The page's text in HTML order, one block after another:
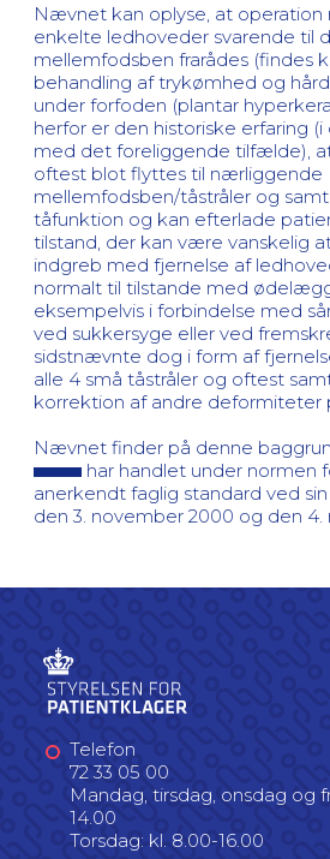
Nævnet kan oplyse, at operation
enkelte ledhoveder svarende til
mellemfodsben frarådes (findes
behandling af trykømhed og
under forfoden (plantar
herfor er den historiske erfaring
med det foreliggende tilfælde),
oftest blot flyttes til nærliggende
mellemfodsben/tåstråler og
tåfunktion og kan efterlade
tilstand, der kan være vanskelig
indgreb med fjernelse af
normalt til tilstande med
eksempelvis i forbindelse med
ved sukkersyge eller ved
sidstnævnte dog i form af
alle 4 små tåstråler og oftest
korrektion af andre deformiteter
Nævnet finder på denne
har handlet under normen
anerkendt faglig standard ved
den 3. november 2000 og den 4.
Telefon
72 33 05 00
Mandag, tirsdag, onsdag og
14.00
Torsdag: kl. 8.00-16.00